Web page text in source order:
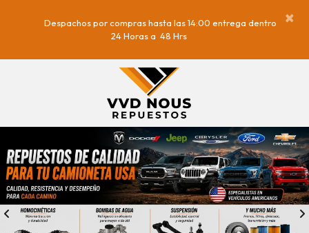
Despachos por compras hasta las 14:00 entrega dentro
24 Horas a  48 Hrs
×